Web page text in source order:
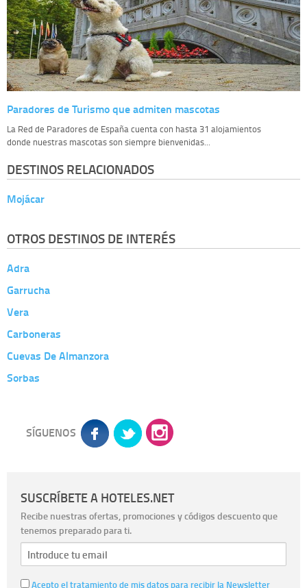
Paradores de Turismo que admiten mascotas
La Red de Paradores de España cuenta con hasta 31 alojamientos
donde nuestras mascotas son siempre bienvenidas...
DESTINOS RELACIONADOS
Mojácar
OTROS DESTINOS DE INTERÉS
Adra
Garrucha
Vera
Carboneras
Cuevas De Almanzora
Sorbas
SÍGUENOS
SUSCRÍBETE A HOTELES.NET
Recibe nuestras ofertas, promociones y códigos descuento que
tenemos preparado para ti.
Acepto el tratamiento de mis datos para recibir la Newsletter